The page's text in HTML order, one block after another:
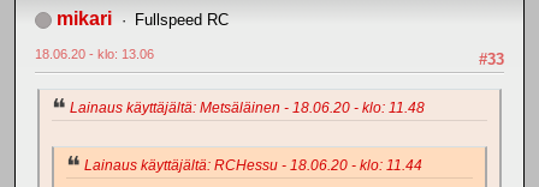
mikari Fullspeed RC
#33
18.06.20 - klo: 13.06
Lainaus käyttäjältä: Metsäläinen - 18.06.20 - klo: 11.48
Lainaus käyttäjältä: RCHessu - 18.06.20 - klo: 11.44